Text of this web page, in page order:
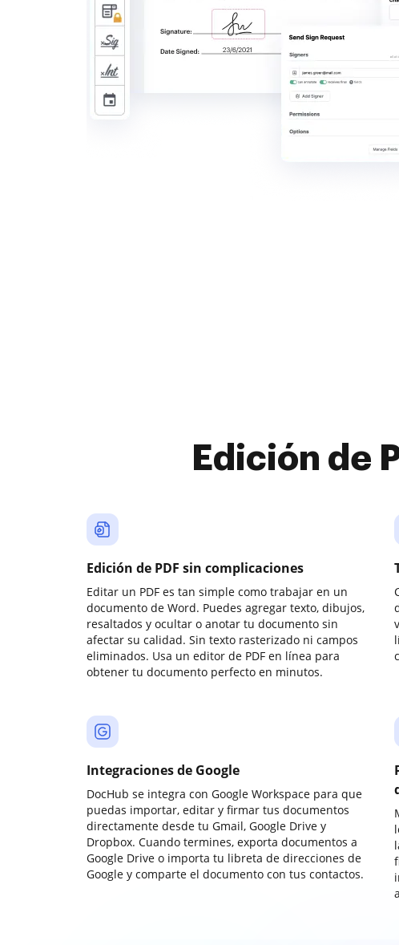
Edición de
Edición de PDF sin complicaciones
Editar un PDF es tan simple como trabajar en un
documento de Word. Puedes agregar texto, dibujos,
resaltados y ocultar o anotar tu documento sin
afectar su calidad. Sin texto rasterizado ni campos
eliminados. Usa un editor de PDF en línea para
obtener tu documento perfecto en minutos.
Integraciones de Google
DocHub se integra con Google Workspace para que
puedas importar, editar y firmar tus documentos
directamente desde tu Gmail, Google Drive y
Dropbox. Cuando termines, exporta documentos a
Google Drive o importa tu libreta de direcciones de
Google y comparte el documento con tus contactos.